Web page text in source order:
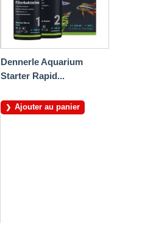
Dennerle Aquarium
Starter Rapid...
Ajouter au panier